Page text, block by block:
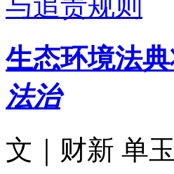
生态环境法
法治
文｜财新 单